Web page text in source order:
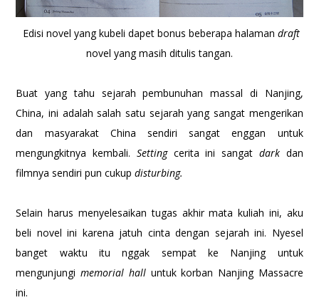
Edisi novel yang kubeli dapet bonus beberapa halaman draft
novel yang masih ditulis tangan.
Buat yang tahu sejarah pembunuhan massal di Nanjing,
China, ini adalah salah satu sejarah yang sangat mengerikan
dan masyarakat China sendiri sangat enggan untuk
mengungkitnya kembali. Setting cerita ini sangat darkdan
filmnya sendiri pun cukupdisturbing.
Selain harus menyelesaikan tugas akhir mata kuliah ini, aku
beli novel ini karena jatuh cinta dengan sejarah ini. Nyesel
banget waktu itu nggak sempat ke Nanjing untuk
mengunjungimemorial hall untuk korban Nanjing Massacre
ini.